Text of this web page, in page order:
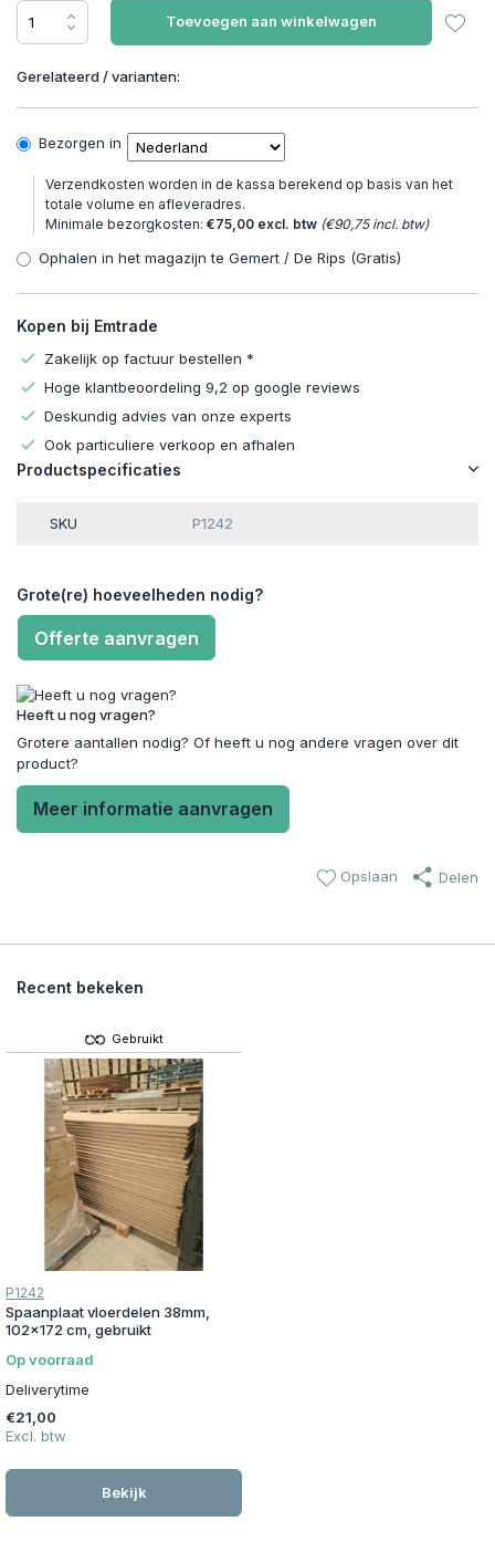
Toevoegen aan winkelwagen
Gerelateerd / varianten:
Bezorgen in
Verzendkosten worden in de kassa berekend op basis van het
totale volume en afleveradres.
Minimale bezorgkosten: €75,00 excl. btw (€90,75 incl. btw)
Ophalen in het magazijn te Gemert / De Rips (Gratis)
Kopen bij Emtrade
Zakelijk op factuur bestellen *
Hoge klantbeoordeling 9,2 op google reviews
Deskundig advies van onze experts
Ook particuliere verkoop en afhalen
Productspecificaties
SKU P1242
Grote(re) hoeveelheden nodig?
Offerte aanvragen
Heeft u nog vragen?
Grotere aantallen nodig? Of heeft u nog andere vragen over dit
product?
Meer informatie aanvragen
Opslaan Delen
Recent bekeken
Gebruikt
P1242
Spaanplaat vloerdelen 38mm,
102x172 cm, gebruikt
Op voorraad
Deliverytime
€21,00
Excl. btw
Bekijk